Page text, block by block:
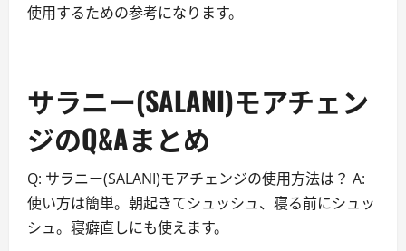
使用するための参考になります。
サラニー(SALANI)モアチェン
ジのQ&Aまとめ
Q: サラニー(SALANI)モアチェンジの使用方法は？ A:
使い方は簡単。朝起きてシュッシュ、寝る前にシュッ
シュ。寝癖直しにも使えます。